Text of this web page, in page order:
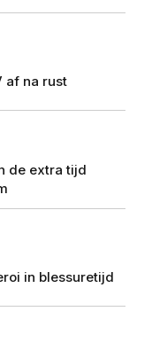
af na rust
de extra tijd
in blessuretijd